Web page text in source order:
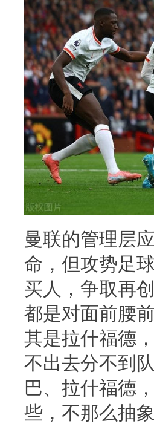
曼联的管理层
命，但攻势足
买人，争取再
都是对面前腰
其是拉什福德
不出去分不到
巴、拉什福德
些，不那么抽象